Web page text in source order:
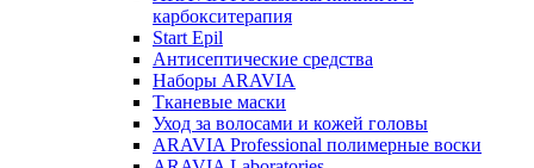
карбокситерапия
Start Epil
Антисептические средства
Наборы ARAVIA
Тканевые маски
Уход за волосами и кожей головы
ARAVIA Professional полимерные воски